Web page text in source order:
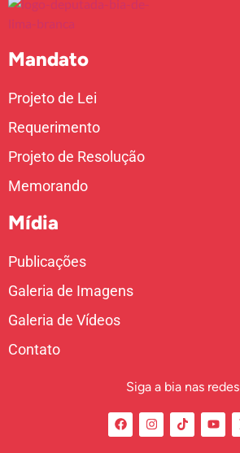
Mandato
Projeto de Lei
Requerimento
Projeto de Resolução
Memorando
Mídia
Publicações
Galeria de Imagens
Galeria de Vídeos
Contato
Siga a bia nas redes